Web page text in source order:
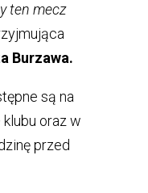
ten mecz
Burzawa.
są na
oraz w
przed